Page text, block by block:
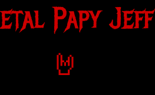
Papy Jeff
🤘